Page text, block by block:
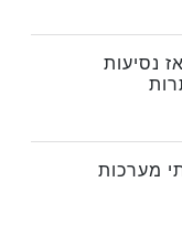
נסיעות
מערכות